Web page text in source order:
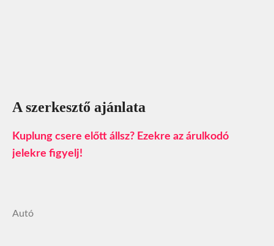
A szerkesztő ajánlata
Kuplung csere előtt állsz? Ezekre az árulkodó
jelekre figyelj!
Autó